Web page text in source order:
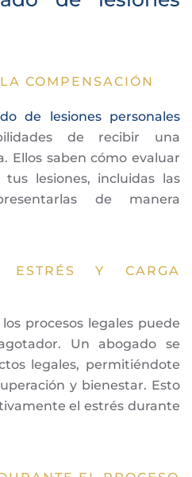
COMPENSACIÓN
de lesiones personales
de recibir una
Ellos saben cómo evaluar
lesiones, incluidas las
de manera
ESTRÉS Y CARGA
procesos legales puede
Un abogado se
legales, permitiéndote
y bienestar. Esto
el estrés durante